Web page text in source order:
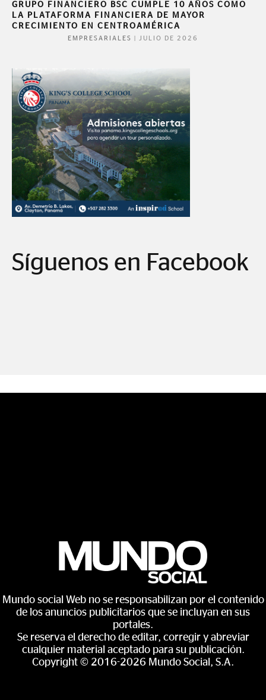
GRUPO FINANCIERO BSC CUMPLE 10 AÑOS COMO
LA PLATAFORMA FINANCIERA DE MAYOR
CRECIMIENTO EN CENTROAMÉRICA
EMPRESARIALES JULIO DE 2026
Síguenos en Facebook
Mundo social Web no se responsabilizan por el contenido
de los anuncios publicitarios que se incluyan en sus
portales.
Se reserva el derecho de editar, corregir y abreviar
cualquier material aceptado para su publicación.
Copyright © 2016-2026 Mundo Social, S.A.